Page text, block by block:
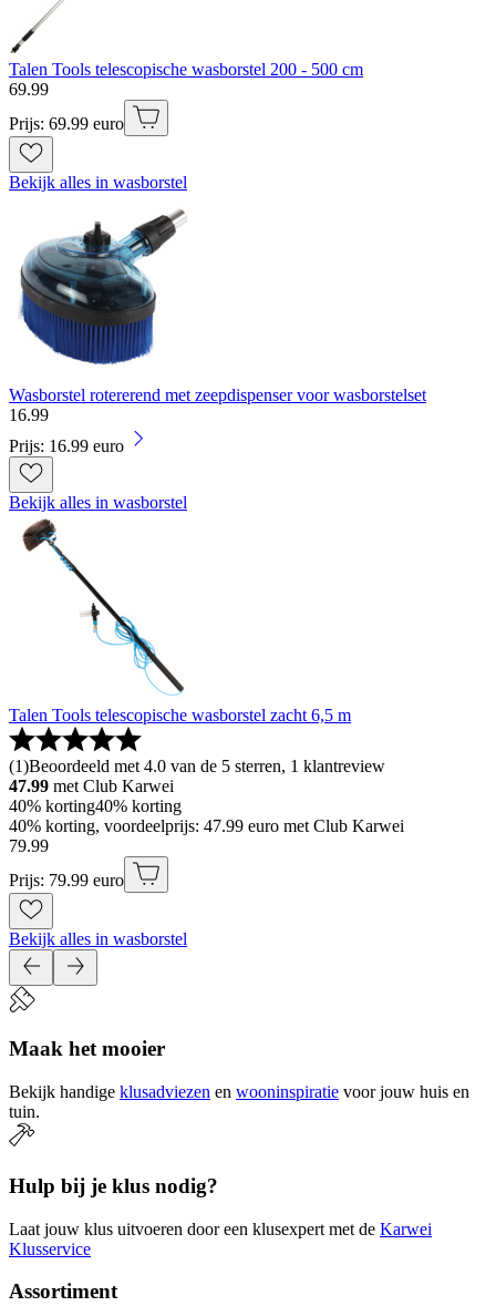
Talen Tools telescopische wasborstel 200 - 500 cm
69.99
Prijs: 69.99 euro
Bekijk alles in wasborstel
Wasborstel rotererend met zeepdispenser voor wasborstelset
16.99
Prijs: 16.99 euro
Bekijk alles in wasborstel
Talen Tools telescopische wasborstel zacht 6,5 m
(1)Beoordeeld met 4.0 van de 5 sterren, 1 klantreview
47.99 met Club Karwei
40% korting40% korting
40% korting, voordeelprijs: 47.99 euro met Club Karwei
79.99
Prijs: 79.99 euro
Bekijk alles in wasborstel
Maak het mooier
Bekijk handige klusadviezen en wooninspiratie voor jouw huis en
tuin.
Hulp bij je klus nodig?
Laat jouw klus uitvoeren door een klusexpert met de Karwei
Klusservice
Assortiment